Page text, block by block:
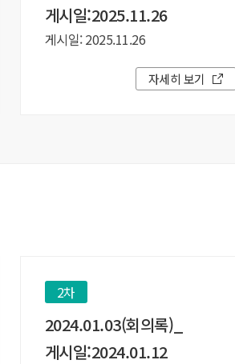
게시일:2025.11.26
게시일: 2025.11.26
자세히 보기
2차
2024.01.03(회의록)_
게시일:2024.01.12